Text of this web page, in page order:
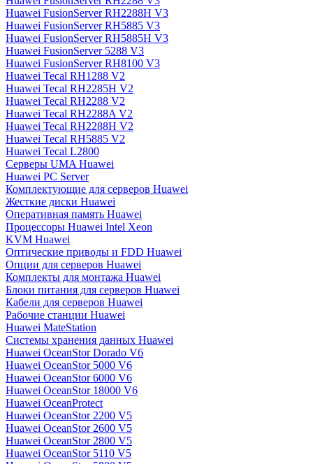
Huawei FusionServer RH2288H V3
Huawei FusionServer RH5885 V3
Huawei FusionServer RH5885H V3
Huawei FusionServer 5288 V3
Huawei FusionServer RH8100 V3
Huawei Tecal RH1288 V2
Huawei Tecal RH2285H V2
Huawei Tecal RH2288 V2
Huawei Tecal RH2288A V2
Huawei Tecal RH2288H V2
Huawei Tecal RH5885 V2
Huawei Tecal L2800
Серверы UMA Huawei
Huawei PC Server
Комплектующие для серверов Huawei
Жесткие диски Huawei
Оперативная память Huawei
Процессоры Huawei Intel Xeon
KVM Huawei
Оптические приводы и FDD Huawei
Опции для серверов Huawei
Комплекты для монтажа Huawei
Блоки питания для серверов Huawei
Кабели для серверов Huawei
Рабочие станции Huawei
Huawei MateStation
Системы хранения данных Huawei
Huawei OceanStor Dorado V6
Huawei OceanStor 5000 V6
Huawei OceanStor 6000 V6
Huawei OceanStor 18000 V6
Huawei OceanProtect
Huawei OceanStor 2200 V5
Huawei OceanStor 2600 V5
Huawei OceanStor 2800 V5
Huawei OceanStor 5110 V5